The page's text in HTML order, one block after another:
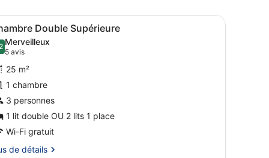
osier avec un coussin, d’un lit et d’un balcon offrant une vue sur
lampes de chevet, un fauteuil en osier, une fenêtre donnant sur
:
Une chambre d’hôtel avec un lit, une
10 Double Supérieure
sur 10
Merveilleux
5 avis
(5 avis)
25 m²
1 chambre
3 personnes
1 lit double OU 2 lits 1 place
Wi-Fi gratuit
de détails